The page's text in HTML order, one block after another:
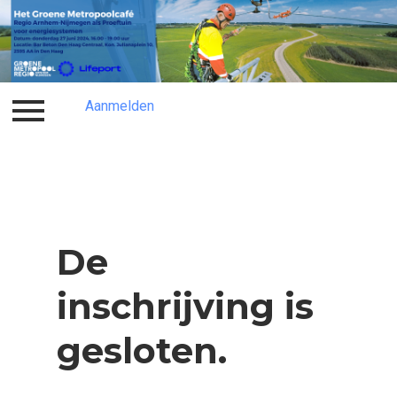
Inloggen
Aanmelden
De
inschrijving is
gesloten.